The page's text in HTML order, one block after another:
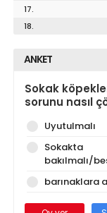
17.
18.
ANKET
Sokak
sorunu nasıl
Uyutulmalı
Sokakta
bakılmalı/
barınaklara